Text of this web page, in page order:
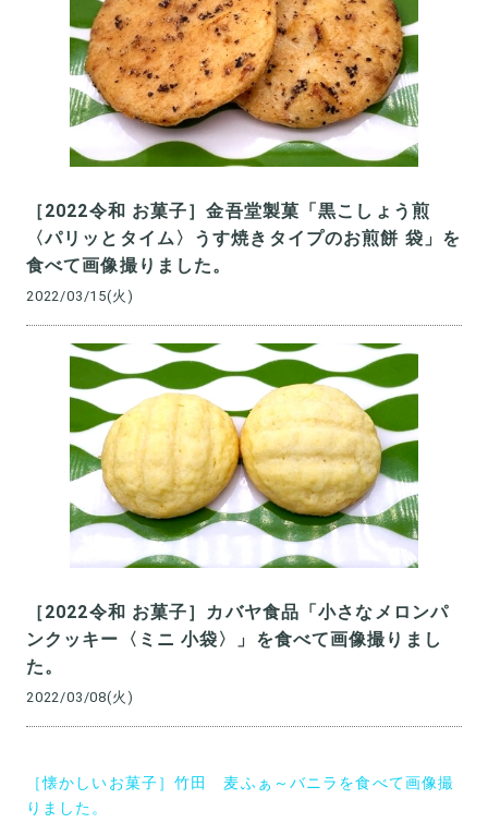
［2022令和 お菓子］金吾堂製菓「黒こしょう煎
〈パリッとタイム〉うす焼きタイプのお煎餅 袋」を
食べて画像撮りました。
2022/03/15(火)
［2022令和 お菓子］カバヤ食品「小さなメロンパ
ンクッキー〈ミニ 小袋〉」を食べて画像撮りまし
た。
2022/03/08(火)
投
稿
［懐かしいお菓子］竹田 麦ふぁ～バニラを食べて画像撮
りました。